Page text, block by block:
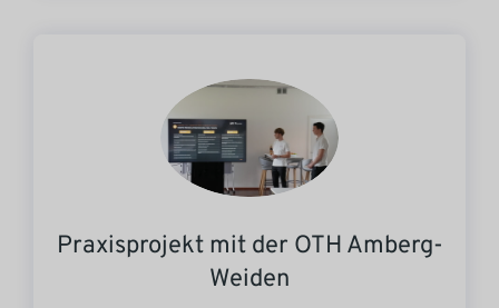
Praxisprojekt mit der OTH Amberg-
Weiden